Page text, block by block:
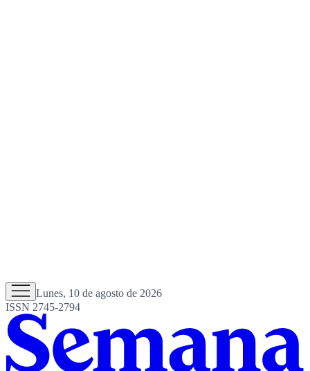
Lunes, 10 de agosto de 2026
ISSN 2745-2794